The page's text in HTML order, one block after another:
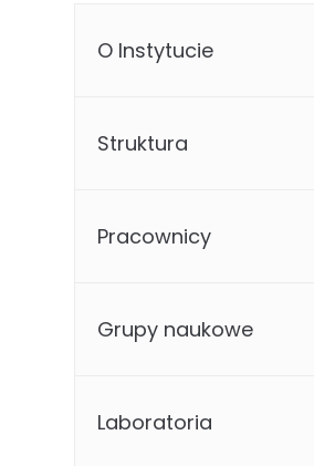
O Instytucie
Struktura
Pracownicy
Grupy naukowe
Laboratoria